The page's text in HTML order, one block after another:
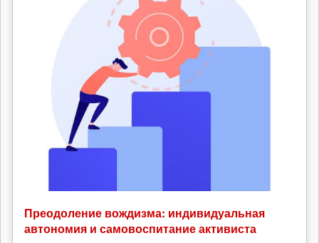
Преодоление вождизма: индивидуальная
автономия и самовоспитание активиста